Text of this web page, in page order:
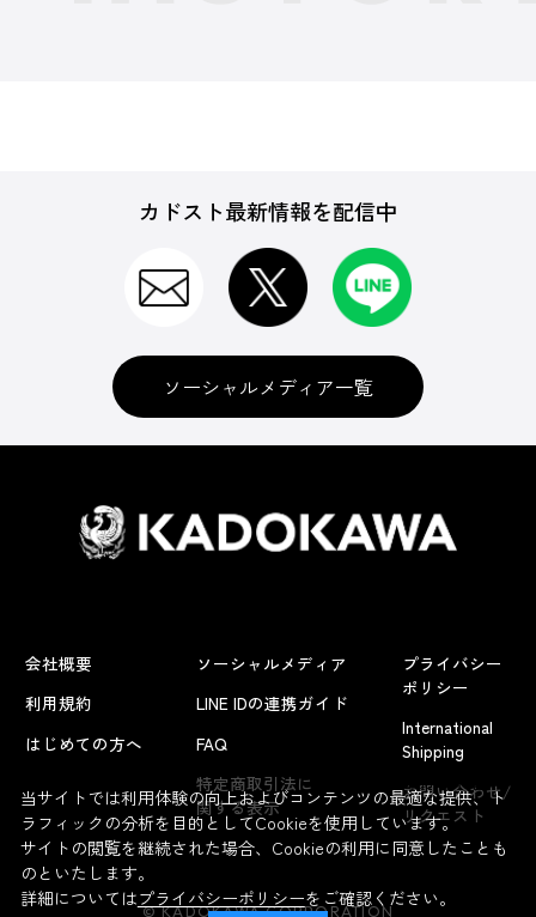
よくあるお問い合わせ
カドスト最新情報を配信中
ソーシャルメディア一覧
会社概要
利用規約
はじめての方へ
ソーシャルメディア
LINE IDの連携ガイド
FAQ
特定商取引法に
関する表示
プライバシー
ポリシー
International
Shipping
お問い合わせ/
リクエスト
© KADOKAWA CORPORATION
当サイトでは利用体験の向上およびコンテンツの最適な提供、ト
ラフィックの分析を目的としてCookieを使用しています。
サイトの閲覧を継続された場合、Cookieの利用に同意したことも
のといたします。
詳細についてはプライバシーポリシーをご確認ください。